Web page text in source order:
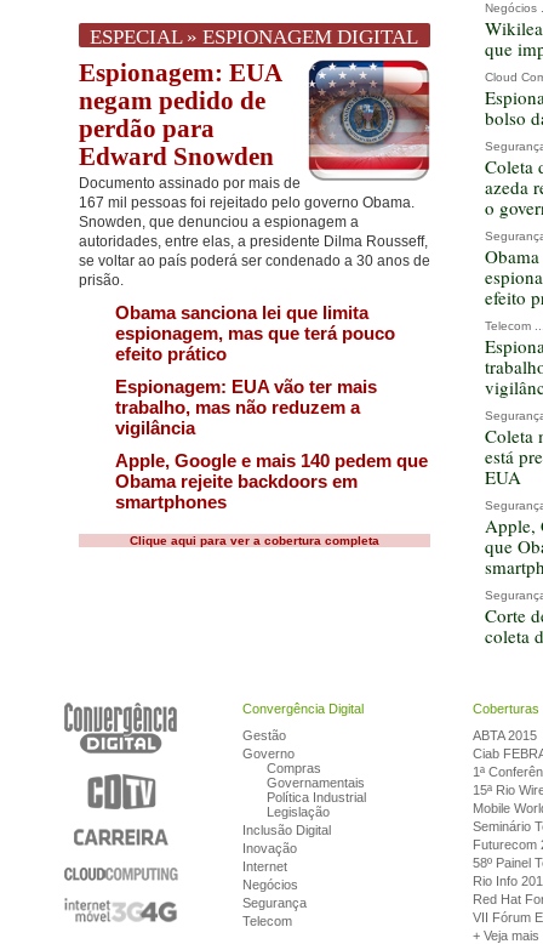
Negócios
que
Cloud
bolso
Coleta
azeda
o
efeito
Telecom
Coleta
está
EUA
Apple,
que
Corte
coleta
ESPECIAL » ESPIONAGEM DIGITAL
Espionagem: EUA
negam pedido de
perdão para
Edward Snowden
Documento assinado por mais de
167 mil pessoas foi rejeitado pelo governo Obama.
Snowden, que denunciou a espionagem a
autoridades, entre elas, a presidente Dilma Rousseff,
se voltar ao país poderá ser condenado a 30 anos de
prisão.
Obama sanciona lei que limita
espionagem, mas que terá pouco
efeito prático
Espionagem: EUA vão ter mais
trabalho, mas não reduzem a
vigilância
Apple, Google e mais 140 pedem que
Obama rejeite backdoors em
smartphones
Clique aqui para ver a cobertura completa
Convergência Digital
Gestão
Governo
Compras
Governamentais
Política Industrial
Legislação
Inclusão Digital
Inovação
Internet
Negócios
Segurança
Telecom
Coberturas
ABTA 2015
Ciab
1ª
15ª Rio
Mobile
Seminário
Futurecom
58º Painel
Rio Info
Red Hat
VII Fórum
+ Veja mais